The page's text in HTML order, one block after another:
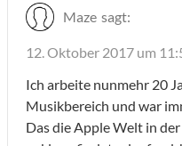
Maze sagt:
12. Oktober 2017 um
Ich arbeite nunmehr 20
Musikbereich und war
Das die Apple Welt in